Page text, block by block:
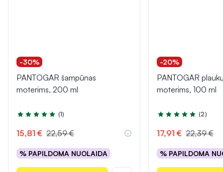
-30%
PANTOGAR šampūnas
moterims, 200 ml
Įvertinimas 5.0 iš 5
(1)
15,81 € 22,59 €
% PAPILDOMA NUOLAIDA
-20%
PANTOGAR
moterims, 100 ml
Įvertinimas 5.0 iš 5
(2)
17,91 € 22,39 €
% PAPILDOMA